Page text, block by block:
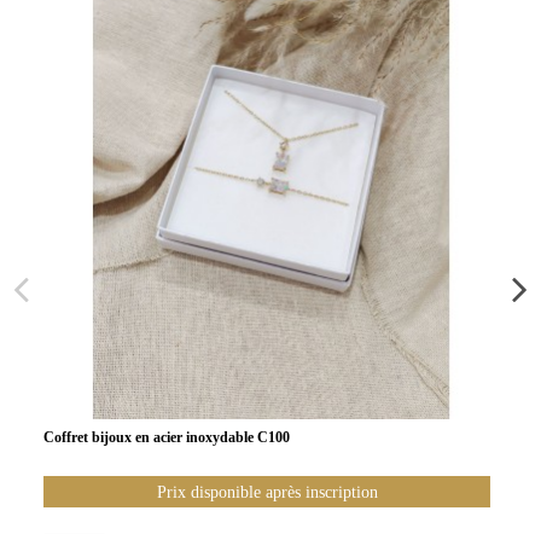
Coffret bijoux en acier inoxydable C100
Prix disponible après inscription